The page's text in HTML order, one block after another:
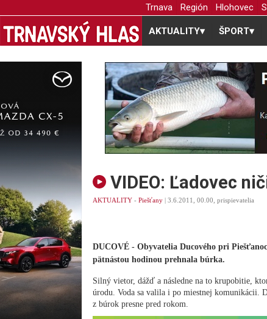
Trnava Región Hlohovec
AKTUALITY▾ ŠPORT▾
VIDEO: Ľadovec
AKTUALITY - Piešťany | 3.6.2011, 00.00, prispievatelia
DUCOVÉ - Obyvatelia Ducového pri
pätnástou hodinou prehnala búrka.
Silný vietor, dážď a následne na to krupobitie,
úrodu. Voda sa valila i po miestnej komunikácii.
z búrok presne pred rokom.